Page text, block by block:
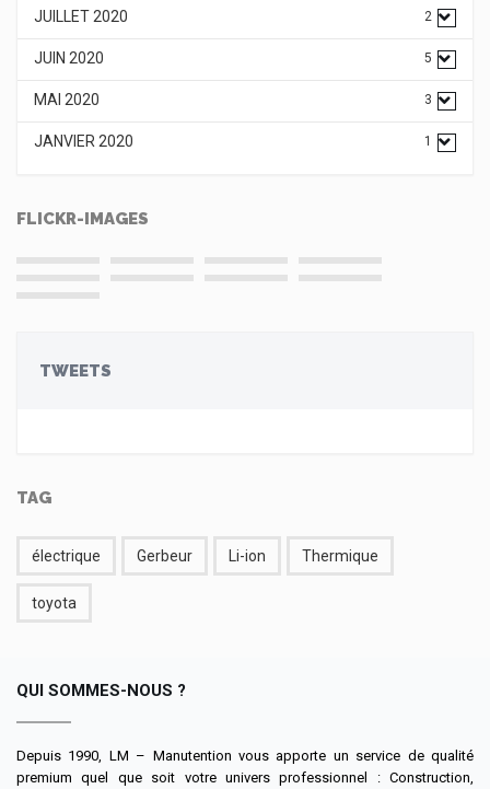
JUILLET 2020 2
JUIN 2020 5
MAI 2020 3
JANVIER 2020 1
FLICKR-IMAGES
TWEETS
TAG
électrique Gerbeur Li-ion Thermique
toyota
QUI SOMMES-NOUS ?
Depuis 1990, LM – Manutention vous apporte un service de qualité
premium quel que soit votre univers professionnel : Construction,